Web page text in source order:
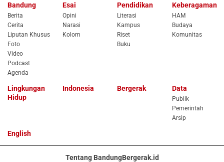
Bandung
Berita
Cerita
Liputan Khusus
Foto
Video
Podcast
Agenda
Esai
Opini
Narasi
Kolom
Pendidikan
Literasi
Kampus
Riset
Buku
Keberagaman
HAM
Budaya
Komunitas
Lingkungan
Hidup
Indonesia Bergerak Data
Publik
Pemerintah
Arsip
English
Tentang BandungBergerak.id